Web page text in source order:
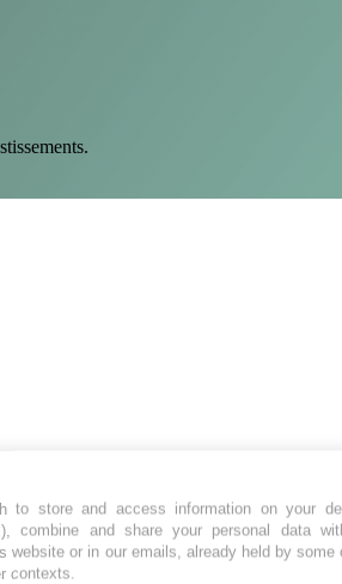
to store and access information on your
combine and share your personal data
website or in our emails, already held by some
contexts.